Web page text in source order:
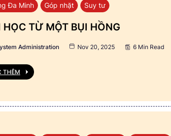
Đa Minh Góp nhặt Suy tư
HỌC TỪ MỘT BỤI HỒNG
Administration Nov 20, 2025 6 Min Read
THÊM